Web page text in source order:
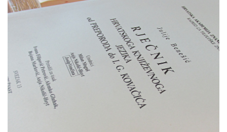
Aktivnosti i rezultati